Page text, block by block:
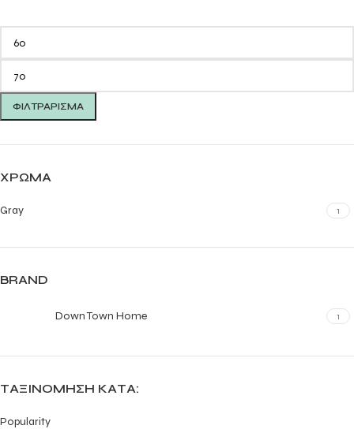
ΦΙΛΤΡΆΡΙΣΜΑ
ΧΡΏΜΑ
Gray 1
BRAND
Down Town Home 1
ΤΑΞΙΝΌΜΗΣΗ ΚΑΤΆ:
Popularity